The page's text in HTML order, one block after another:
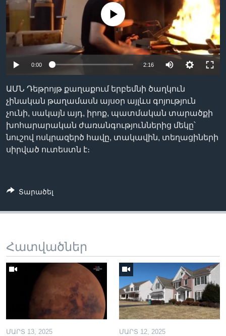
Լեզուներ
No media source currently available
0:00 2:16
ԱՄՆ Դեթրոյթ քաղաքում երբեմնի ծաղկուն
չինական թաղամասն այսօր այլևս գոյություն
չունի, սակայն այդ, իրոք, պատմական տարածքի
խոհարարական ժառանգություններից մեկը՝
նուշով ոսկրազերծ հավը, տակավին, տեղացիների
սիրված ուտեստն է։
Տարածել
Հատվածներ
ՄԱՐՏ 13, 2025 ՄԱՐՏ 12, 2025